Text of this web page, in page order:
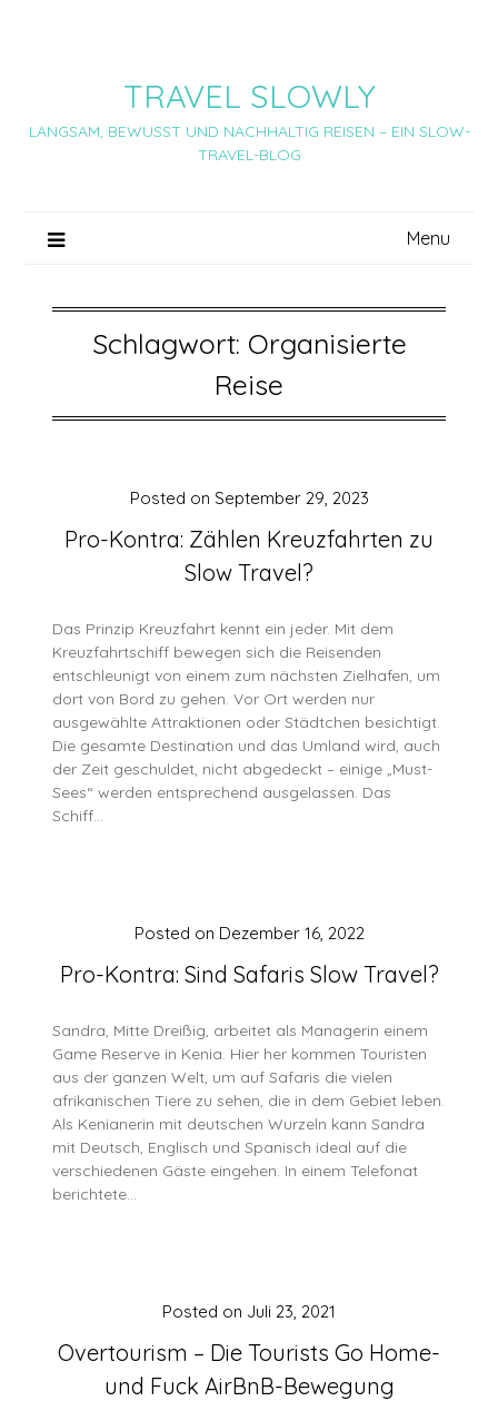
TRAVEL SLOWLY
LANGSAM, BEWUSST UND NACHHALTIG REISEN – EIN SLOW-
TRAVEL-BLOG
Menu
Schlagwort: Organisierte
Reise
Pro-Kontra: Zählen Kreuzfahrten zu
Slow Travel?
Posted on September 29, 2023
Das Prinzip Kreuzfahrt kennt ein jeder. Mit dem
Kreuzfahrtschiff bewegen sich die Reisenden
entschleunigt von einem zum nächsten Zielhafen, um
dort von Bord zu gehen. Vor Ort werden nur
ausgewählte Attraktionen oder Städtchen besichtigt.
Die gesamte Destination und das Umland wird, auch
der Zeit geschuldet, nicht abgedeckt – einige „Must-
Sees“ werden entsprechend ausgelassen. Das
Schiff…
Pro-Kontra: Sind Safaris Slow Travel?
Posted on Dezember 16, 2022
Sandra, Mitte Dreißig, arbeitet als Managerin einem
Game Reserve in Kenia. Hier her kommen Touristen
aus der ganzen Welt, um auf Safaris die vielen
afrikanischen Tiere zu sehen, die in dem Gebiet leben.
Als Kenianerin mit deutschen Wurzeln kann Sandra
mit Deutsch, Englisch und Spanisch ideal auf die
verschiedenen Gäste eingehen. In einem Telefonat
berichtete…
Overtourism – Die Tourists Go Home-
und Fuck AirBnB-Bewegung
Posted on Juli 23, 2021